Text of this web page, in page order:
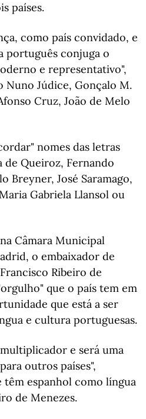
países.
como país convidado, e
português conjuga o
e representativo",
Júdice, Gonçalo M.
Cruz, João de Melo
nomes das letras
de Queiroz, Fernando
Breyner, José Saramago,
Gabriela Llansol ou
Câmara Municipal
o embaixador de
Ribeiro de
que o país tem em
que está a ser
e cultura portuguesas.
e será uma
outros países",
têm espanhol como língua
de Menezes.